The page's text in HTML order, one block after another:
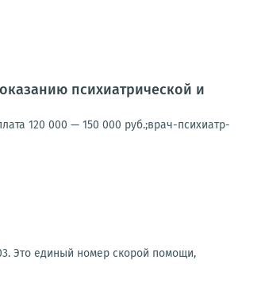
психиатрической и
120 000 — 150 000 руб.;врач-психиатр-
Это единый номер скорой помощи,